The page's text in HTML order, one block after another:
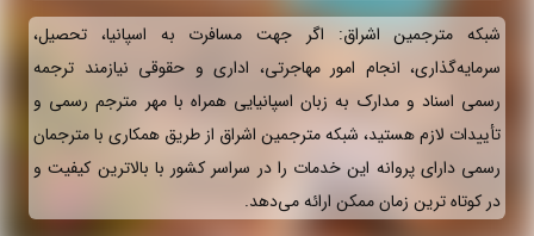
شبکه مترجمین اشراق: اگر جهت مسافرت به اسپانیا، تحصیل،
سرمایه‌گذاری، انجام امور مهاجرتی، اداری و حقوقی نیازمند ترجمه
رسمی اسناد و مدارک به زبان اسپانیایی همراه با مهر مترجم رسمی و
تأییدات لازم هستید، شبکه مترجمین اشراق از طریق همکاری با مترجمان
رسمی دارای پروانه این خدمات را در سراسر کشور با بالاترین کیفیت و
در کوتاه ترین زمان ممکن ارائه می‌دهد.